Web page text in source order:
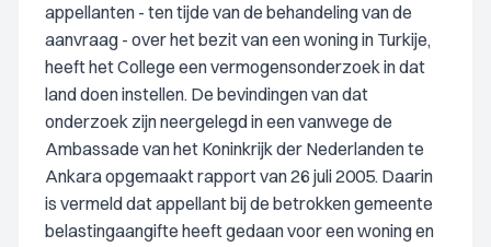
appellanten - ten tijde van de behandeling van de
aanvraag - over het bezit van een woning in Turkije,
heeft het College een vermogensonderzoek in dat
land doen instellen. De bevindingen van dat
onderzoek zijn neergelegd in een vanwege de
Ambassade van het Koninkrijk der Nederlanden te
Ankara opgemaakt rapport van 26 juli 2005. Daarin
is vermeld dat appellant bij de betrokken gemeente
belastingaangifte heeft gedaan voor een woning en